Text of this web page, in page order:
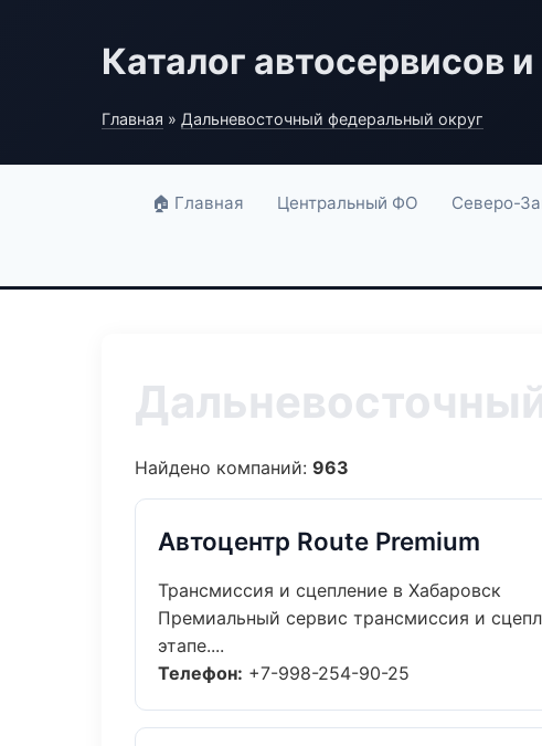
Каталог автосервисов
Главная » Дальневосточный федеральный округ
🏠 Главная Центральный ФО Северо-
Найдено компаний: 963
Автоцентр Route Premium
Трансмиссия и сцепление в Хабаровск
Премиальный сервис трансмиссия и
этапе....
Телефон: +7-998-254-90-25